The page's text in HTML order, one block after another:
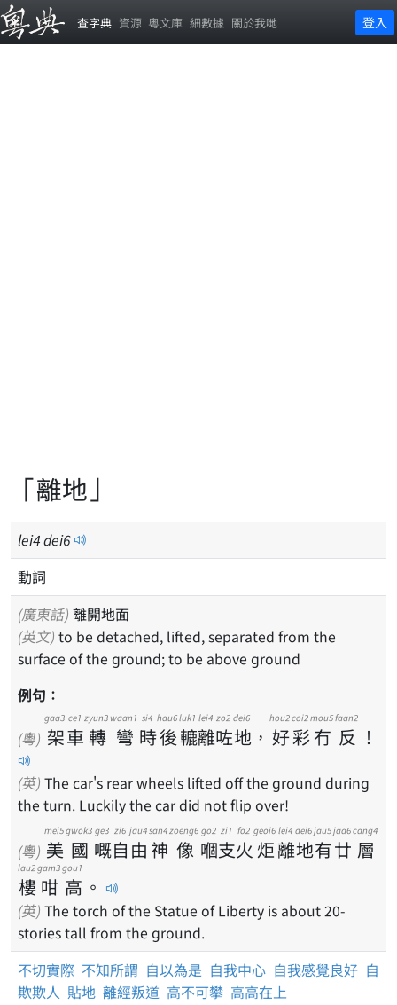
查字典 資源 粵文庫 細數據 關於我哋 登入
「離地」
lei4dei6
動詞
(廣東話) 離開地面
(英文)
surface of the ground; to be above ground
例句：
(粵) 架
gaa3
車
ce1
轉
zyun3
彎
waan1
時
si4
後
hau6
轆
luk1
離
lei4
咗
zo2
地
dei6
， 好
hou2
彩
coi2
冇
mou5
反
faan2
！
(英) The car's rear wheels lifted off the ground during
the turn. Luckily the car did not flip over!
(粵) 美
mei5
國
gwok3
嘅
ge3
自
zi6
由
jau4
神
san4
像
zoeng6
嗰
go2
支
zi1
火
fo2
炬
geoi6
離
lei4
地
dei6
有
jau5
廿
jaa6
層
cang4
樓
lau2
咁
gam3
高
gou1
。
(英) The torch of the Statue of Liberty is about 20-
stories tall from the ground.
不切實際 不知所謂 自以為是 自我中心 自我感覺良好 自
欺欺人 貼地 離經叛道 高不可攀 高高在上